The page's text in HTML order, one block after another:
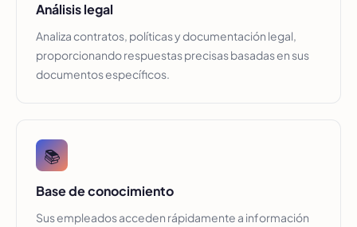
Análisis legal
Analiza contratos, políticas y documentación legal,
proporcionando respuestas precisas basadas en sus
documentos específicos.
📚
Base de conocimiento
Sus empleados acceden rápidamente a información